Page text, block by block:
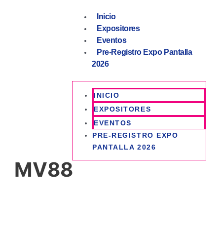
Inicio
Expositores
Eventos
Pre-Registro Expo Pantalla
2026
INICIO
EXPOSITORES
EVENTOS
PRE-REGISTRO EXPO
PANTALLA 2026
MV88